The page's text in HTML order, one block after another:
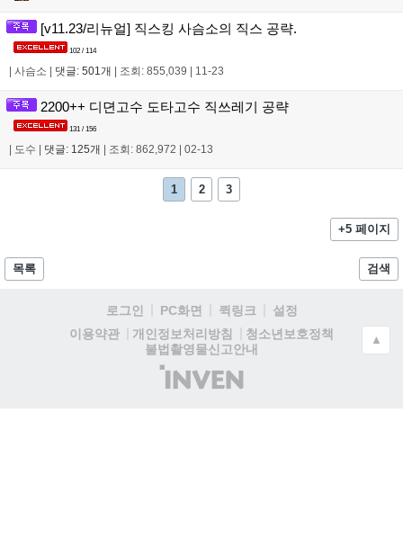
[v11.23/리뉴얼] 직스킹 사슴소의 직스 공략.
102 / 114
사슴소 댓글: 501개 조회: 855,039 11-23
2200++ 디뎐고수 도타고수 직쓰레기 공략
131 / 156
도수 댓글: 125개 조회: 862,972 02-13
1 2 3
+5 페이지
목록 검색
로그인 PC화면 퀵링크
설정
이용약관
개인정보처리방침
청소년보호정책
불법촬영물신고안내
(주)
인
▲